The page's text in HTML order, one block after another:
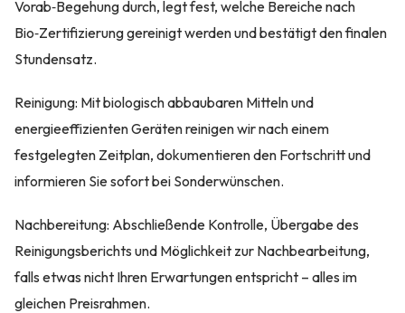
Vorab‑Begehung durch, legt fest, welche Bereiche nach
Bio‑Zertifizierung gereinigt werden und bestätigt den finalen
Stundensatz.
Reinigung: Mit biologisch abbaubaren Mitteln und
energieeffizienten Geräten reinigen wir nach einem
festgelegten Zeitplan, dokumentieren den Fortschritt und
informieren Sie sofort bei Sonderwünschen.
Nachbereitung: Abschließende Kontrolle, Übergabe des
Reinigungsberichts und Möglichkeit zur Nachbearbeitung,
falls etwas nicht Ihren Erwartungen entspricht – alles im
gleichen Preisrahmen.